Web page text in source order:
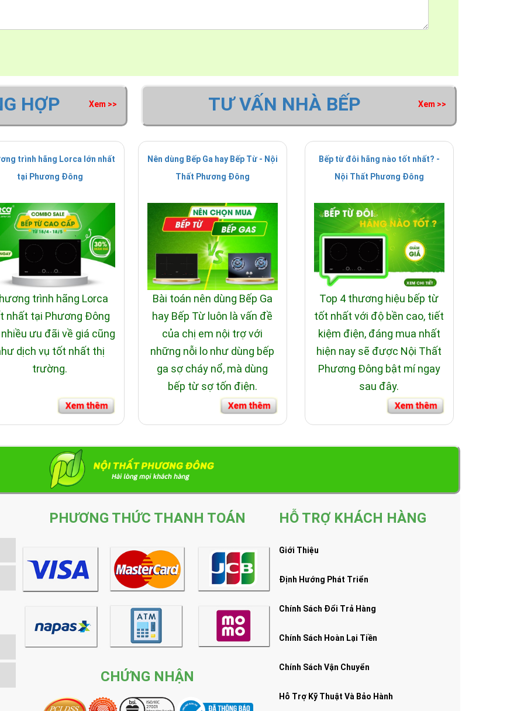
1000ºC
HỢP Xem >>
trình hãng Lorca lớn nhất
tại Phương Đông
trình hãng Lorca
nhất tại Phương Đông
ưu đãi về giá cũng
dịch vụ tốt nhất thị
trường.
TƯ VẤN NHÀ BẾP Xem >>
Nên dùng Bếp Ga hay Bếp Từ - Nội
Thất Phương Đông
Bài toán nên dùng Bếp Ga
hay Bếp Từ luôn là vấn đề
của chị em nội trợ với
những nỗi lo như dùng bếp
ga sợ cháy nổ, mà dùng
bếp từ sợ tốn điện.
Bếp từ đôi hãng nào tốt nhất? -
Nội Thất Phương Đông
Top 4 thương hiệu bếp từ
tốt nhất với độ bền cao, tiết
kiệm điện, đáng mua nhất
hiện nay sẽ được Nội Thất
Phương Đông bật mí ngay
sau đây.
PHƯƠNG THỨC THANH TOÁN
CHỨNG NHẬN
HỖ TRỢ KHÁCH HÀNG
Giới Thiệu
Định Hướng Phát Triển
Chính Sách Đổi Trả Hàng
Chính Sách Hoàn Lại Tiền
Chính Sách Vận Chuyển
Hỗ Trợ Kỹ Thuật Và Bảo Hành